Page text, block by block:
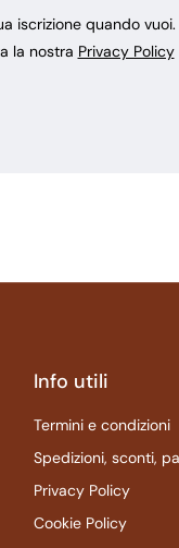
iscrizione quando vuoi.
la nostra Privacy Policy
Info utili
Termini e condizioni
Spedizioni, sconti,
Privacy Policy
Cookie Policy